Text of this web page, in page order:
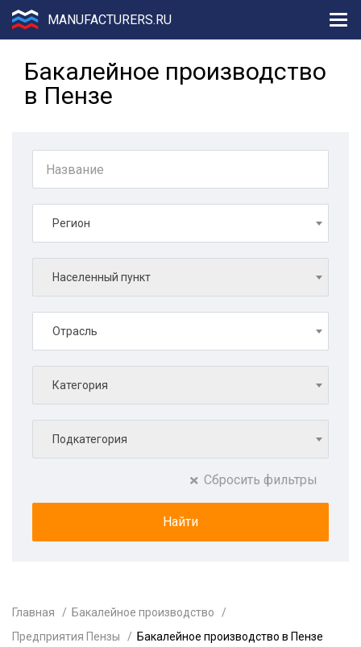
MANUFACTURERS.RU
Бакалейное производство
в Пензе
Регион
Населенный пункт
Отрасль
Категория
Подкатегория
Сбросить фильтры
Главная
Бакалейное производство
Предприятия Пензы
Бакалейное производство в Пензе